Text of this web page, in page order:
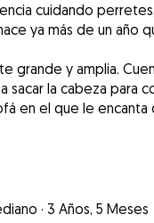
cuidando
ya más de un año
grande y amplia.
sacar la cabeza para
en el que le encanta
· 3 Años, 5 Meses